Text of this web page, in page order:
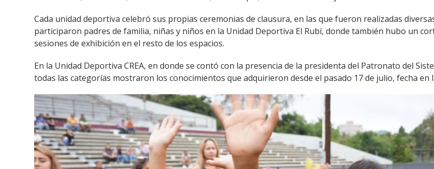
Cada unidad deportiva celebró sus propias ceremonias de clausura, en las que fueron realizadas
participaron padres de familia, niñas y niños en la Unidad Deportiva El Rubí, donde también hubo un
sesiones de exhibición en el resto de los espacios.
En la Unidad Deportiva CREA, en donde se contó con la presencia de la presidenta del Patronato del
todas las categorías mostraron los conocimientos que adquirieron desde el pasado 17 de julio, fecha